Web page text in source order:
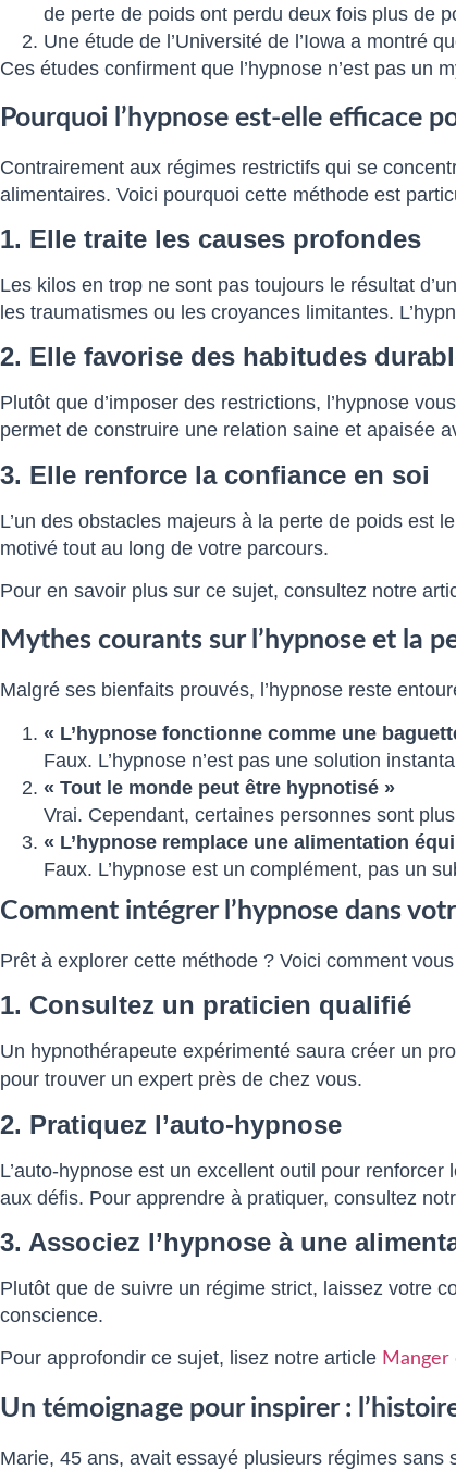
de perte de poids ont perdu deux fois plus de
Une étude de l’Université de l’Iowa a montré
Ces études confirment que l’hypnose n’est pas un
Pourquoi l’hypnose est-elle efficace
Contrairement aux régimes restrictifs qui se
alimentaires. Voici pourquoi cette méthode est
1. Elle traite les causes profondes
Les kilos en trop ne sont pas toujours le résultat
les traumatismes ou les croyances limitantes.
2. Elle favorise des habitudes
Plutôt que d’imposer des restrictions, l’hypnose
permet de construire une relation saine et apaisée
3. Elle renforce la confiance en soi
L’un des obstacles majeurs à la perte de poids est
motivé tout au long de votre parcours.
Pour en savoir plus sur ce sujet, consultez notre
Mythes courants sur l’hypnose et la
Malgré ses bienfaits prouvés, l’hypnose reste
« L’hypnose fonctionne comme une
Faux. L’hypnose n’est pas une solution
« Tout le monde peut être hypnotisé »
Vrai. Cependant, certaines personnes sont
« L’hypnose remplace une alimentation
Faux. L’hypnose est un complément, pas un
Comment intégrer l’hypnose dans
Prêt à explorer cette méthode ? Voici comment
1. Consultez un praticien qualifié
Un hypnothérapeute expérimenté saura créer un
pour trouver un expert près de chez vous.
2. Pratiquez l’auto-hypnose
L’auto-hypnose est un excellent outil pour
aux défis. Pour apprendre à pratiquer, consultez
3. Associez l’hypnose à une
Plutôt que de suivre un régime strict, laissez votre
conscience.
Pour approfondir ce sujet, lisez notre article Manger
Un témoignage pour inspirer :
Marie, 45 ans, avait essayé plusieurs régimes sans